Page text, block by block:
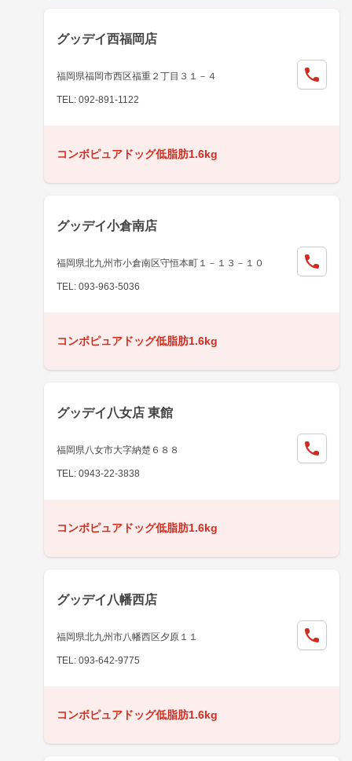
グッデイ西福岡店
福岡県福岡市西区福重２丁目３１－４
TEL: 092-891-1122
コンボピュアドッグ低脂肪1.6kg
グッデイ小倉南店
福岡県北九州市小倉南区守恒本町１－１３－１０
TEL: 093-963-5036
コンボピュアドッグ低脂肪1.6kg
グッデイ八女店 東館
福岡県八女市大字納楚６８８
TEL: 0943-22-3838
コンボピュアドッグ低脂肪1.6kg
グッデイ八幡西店
福岡県北九州市八幡西区夕原１１
TEL: 093-642-9775
コンボピュアドッグ低脂肪1.6kg